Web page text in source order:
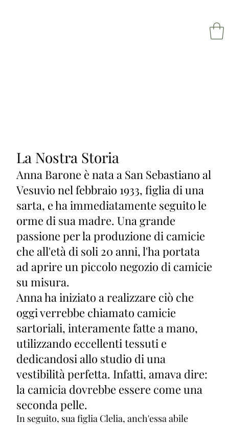
Anna Barone è nata a San Sebastiano al
Vesuvio nel febbraio 1933, figlia di una
sarta, e ha immediatamente seguito le
orme di sua madre. Una grande
passione per la produzione di camicie
che all'età di soli 20 anni, l'ha portata
ad aprire un piccolo negozio di camicie
su misura.
Anna ha iniziato a realizzare ciò che
oggi verrebbe chiamato camicie
sartoriali, interamente fatte a mano,
utilizzando eccellenti tessuti e
dedicandosi allo studio di una
vestibilità perfetta. Infatti, amava dire:
la camicia dovrebbe essere come una
seconda pelle.
In seguito, sua figlia Clelia, anch'essa abile
La Nostra Storia